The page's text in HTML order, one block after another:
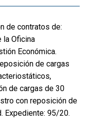
de contratos de:
la Oficina
Económica.
de cargas
de cargas de 30
con reposición de
Expediente: 95/20.